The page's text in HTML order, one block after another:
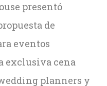
presentó
de
eventos
exclusiva cena
planners y